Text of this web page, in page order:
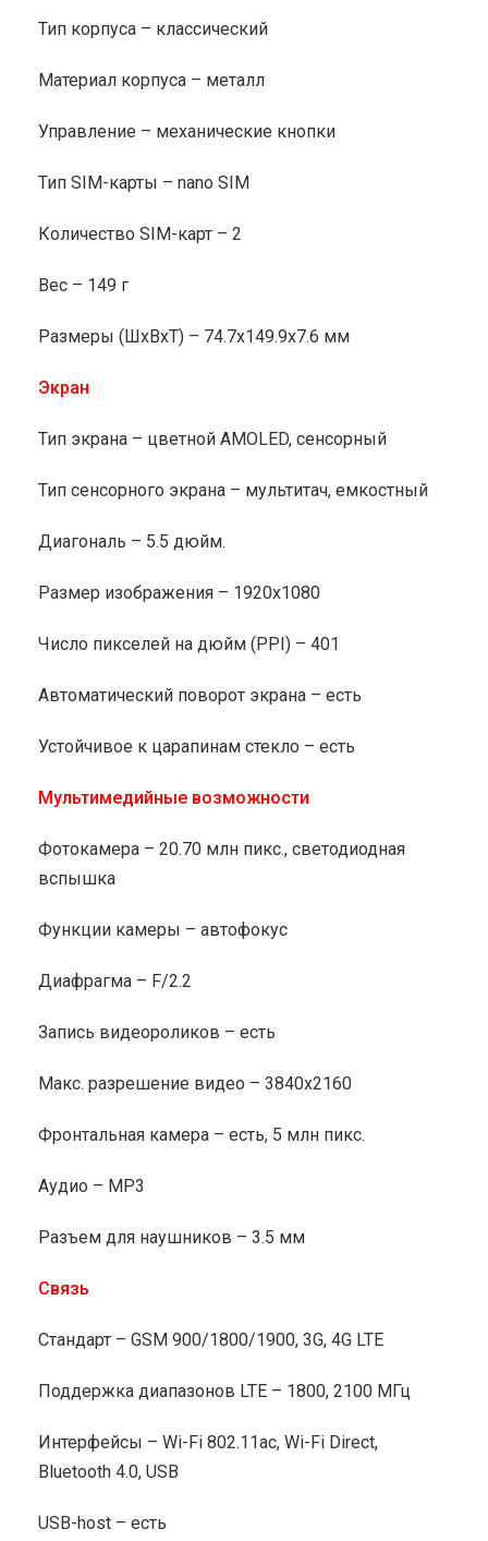
Тип корпуса – классический
Материал корпуса – металл
Управление – механические кнопки
Тип SIM-карты – nano SIM
Количество SIM-карт – 2
Вес – 149 г
Размеры (ШxВxТ) – 74.7x149.9x7.6 мм
Экран
Тип экрана – цветной AMOLED, сенсорный
Тип сенсорного экрана – мультитач, емкостный
Диагональ – 5.5 дюйм.
Размер изображения – 1920x1080
Число пикселей на дюйм (PPI) – 401
Автоматический поворот экрана – есть
Устойчивое к царапинам стекло – есть
Мультимедийные возможности
Фотокамера – 20.70 млн пикс., светодиодная
вспышка
Функции камеры – автофокус
Диафрагма – F/2.2
Запись видеороликов – есть
Макс. разрешение видео – 3840x2160
Фронтальная камера – есть, 5 млн пикс.
Аудио – MP3
Разъем для наушников – 3.5 мм
Связь
Стандарт – GSM 900/1800/1900, 3G, 4G LTE
Поддержка диапазонов LTE – 1800, 2100 МГц
Интерфейсы – Wi-Fi 802.11ac, Wi-Fi Direct,
Bluetooth 4.0, USB
USB-host – есть